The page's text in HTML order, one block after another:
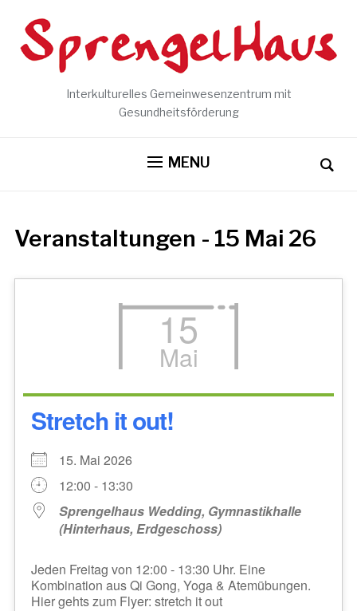
Interkulturelles Gemeinwesenzentrum mit
Gesundheitsförderung
MENU
Veranstaltungen - 15 Mai 26
15
Mai
Stretch it out!
15. Mai 2026
12:00 - 13:30
Sprengelhaus Wedding, Gymnastikhalle
(Hinterhaus, Erdgeschoss)
Jeden Freitag von 12:00 - 13:30 Uhr. Eine
Kombination aus Qi Gong, Yoga & Atemübungen.
Hier gehts zum Flyer: stretch it out